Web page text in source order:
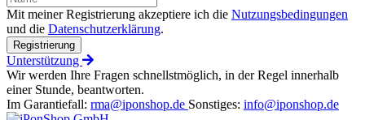
Mit meiner Registrierung akzeptiere ich die Nutzungsbedingungen
und die Datenschutzerklärung.
Registrierung
Unterstützung
Wir werden Ihre Fragen schnellstmöglich, in der Regel innerhalb
einer Stunde, beantworten.
Im Garantiefall: rma@iponshop.de Sonstiges: info@iponshop.de